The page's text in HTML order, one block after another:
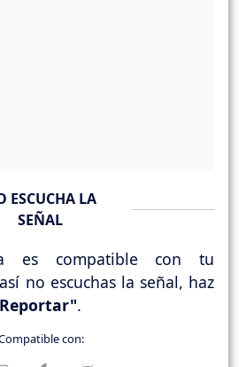
ESCUCHA LA
SEÑAL
es compatible con tu
no escuchas la señal, haz
.
con: